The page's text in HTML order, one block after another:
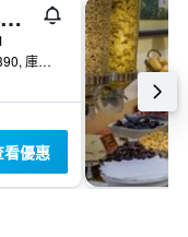
提阿瓦非凡庫斯科中心酒店
Calle Cruz Verde 390, 庫斯科, 秘魯
看優惠